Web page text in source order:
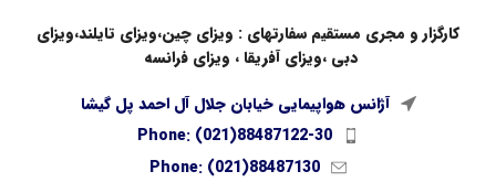
کارگزار و مجری مستقیم سفارتهای : ویزای چین،ویزای تایلند،ویزای
دبی ،ویزای آفریقا ، ویزای فرانسه
آژانس هواپیمایی خیابان جلال آل احمد پل گیشا
Phone: (021)88487122-30
Phone: (021)88487130